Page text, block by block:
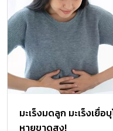
มะเร็งมดลูก มะเร็งเยื่
หายขาดสูง!